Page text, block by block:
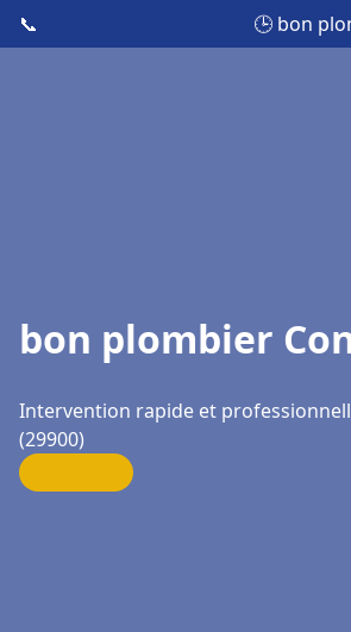
📞 🕒 bon
bon plombier
Intervention rapide et
(29900)